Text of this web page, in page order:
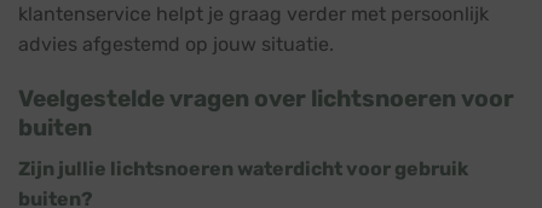
klantenservice helpt je graag verder met persoonlijk
advies afgestemd op jouw situatie.
Veelgestelde vragen over lichtsnoeren voor
buiten
Zijn jullie lichtsnoeren waterdicht voor gebruik
buiten?